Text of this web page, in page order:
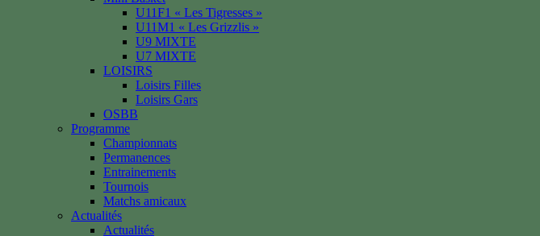
U11F1 « Les Tigresses »
U11M1 « Les Grizzlis »
U9 MIXTE
U7 MIXTE
LOISIRS
Loisirs Filles
Loisirs Gars
OSBB
Programme
Championnats
Permanences
Entrainements
Tournois
Matchs amicaux
Actualités
Actualités